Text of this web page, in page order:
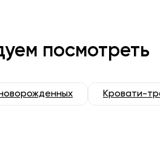
посмотреть
Кровати-